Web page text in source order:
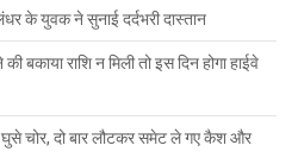
के युवक ने सुनाई दर्दभरी दास्तान
बकाया राशि न मिली तो इस दिन होगा हाईवे
चोर, दो बार लौटकर समेट ले गए कैश और